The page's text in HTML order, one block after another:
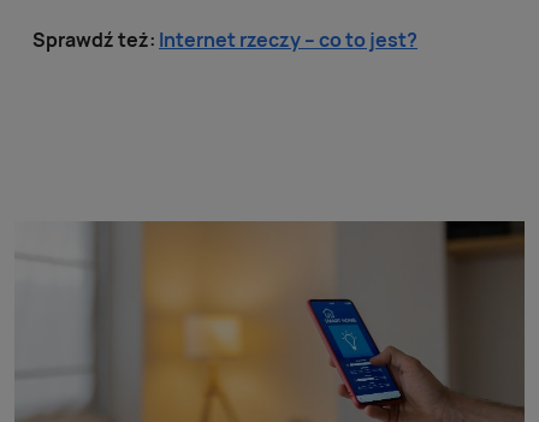
Sprawdź też: Internet rzeczy – co to jest?